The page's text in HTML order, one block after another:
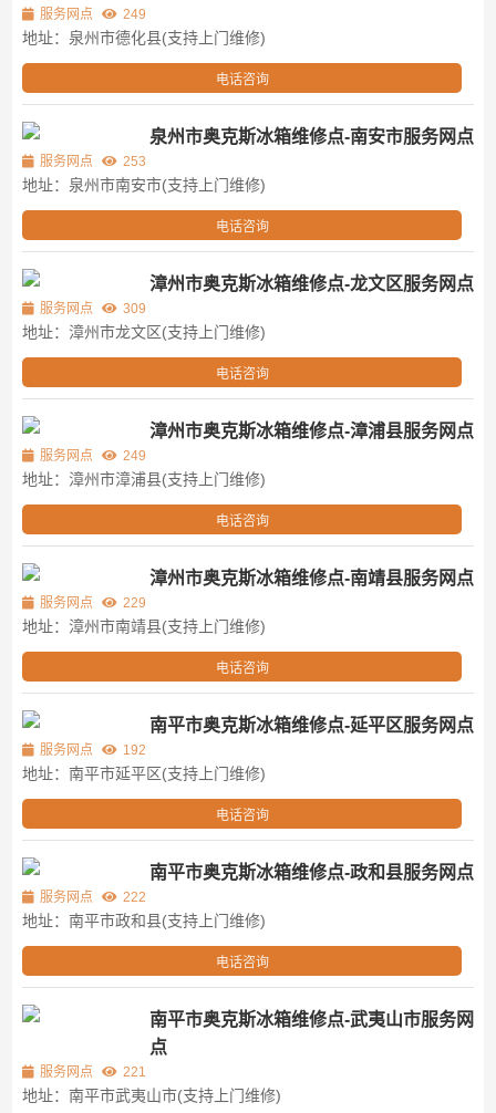
服务网点 249
地址：泉州市德化县(支持上门维修)
电话咨询
泉州市奥克斯冰箱维修点-南安市服务网点
服务网点 253
地址：泉州市南安市(支持上门维修)
电话咨询
漳州市奥克斯冰箱维修点-龙文区服务网点
服务网点 309
地址：漳州市龙文区(支持上门维修)
电话咨询
漳州市奥克斯冰箱维修点-漳浦县服务网点
服务网点 249
地址：漳州市漳浦县(支持上门维修)
电话咨询
漳州市奥克斯冰箱维修点-南靖县服务网点
服务网点 229
地址：漳州市南靖县(支持上门维修)
电话咨询
南平市奥克斯冰箱维修点-延平区服务网点
服务网点 192
地址：南平市延平区(支持上门维修)
电话咨询
南平市奥克斯冰箱维修点-政和县服务网点
服务网点 222
地址：南平市政和县(支持上门维修)
电话咨询
南平市奥克斯冰箱维修点-武夷山市服务网
点
服务网点 221
地址：南平市武夷山市(支持上门维修)